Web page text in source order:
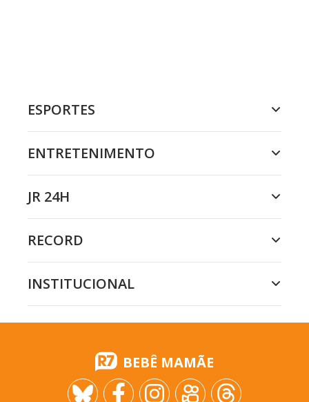
ESPORTES
ENTRETENIMENTO
JR 24H
RECORD
INSTITUCIONAL
BEBÊ MAMÃE